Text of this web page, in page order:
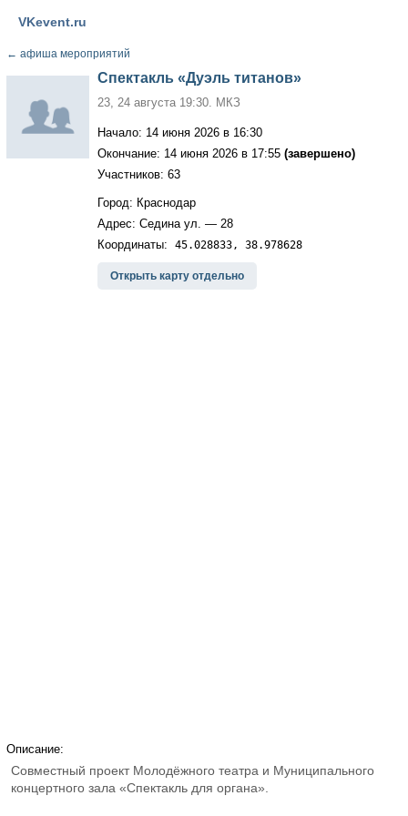
VKevent.ru
← афиша мероприятий
Спектакль «Дуэль титанов»
23, 24 августа 19:30. МКЗ
Начало: 14 июня 2026 в 16:30
Окончание: 14 июня 2026 в 17:55 (завершено)
Участников: 63
Город: Краснодар
Адрес: Седина ул. — 28
Координаты: 45.028833, 38.978628
Открыть карту отдельно
Описание:
Совместный проект Молодёжного театра и Муниципального
концертного зала «Спектакль для органа».